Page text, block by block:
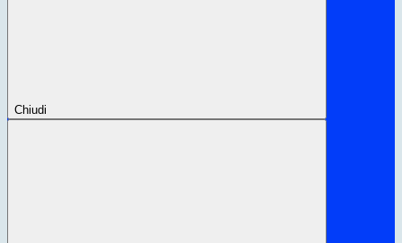
Chiudi